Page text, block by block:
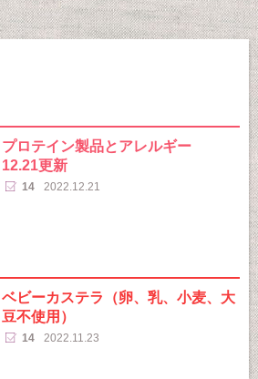
プロテイン製品とアレルギー
12.21更新
14 2022.12.21
ベビーカステラ（卵、乳、小麦、大
豆不使用）
14 2022.11.23